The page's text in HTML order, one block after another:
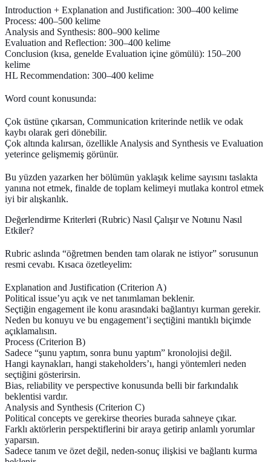
Introduction + Explanation and Justification: 300–400 kelime
Process: 400–500 kelime
Analysis and Synthesis: 800–900 kelime
Evaluation and Reflection: 300–400 kelime
Conclusion (kısa, genelde Evaluation içine gömülü): 150–200
kelime
HL Recommendation: 300–400 kelime
Word count konusunda:
Çok üstüne çıkarsan, Communication kriterinde netlik ve odak
kaybı olarak geri dönebilir.
Çok altında kalırsan, özellikle Analysis and Synthesis ve Evaluation
yeterince gelişmemiş görünür.
Bu yüzden yazarken her bölümün yaklaşık kelime sayısını taslakta
yanına not etmek, finalde de toplam kelimeyi mutlaka kontrol etmek
iyi bir alışkanlık.
Değerlendirme Kriterleri (Rubric) Nasıl Çalışır ve Notunu Nasıl
Etkiler?
Rubric aslında “öğretmen benden tam olarak ne istiyor” sorusunun
resmi cevabı. Kısaca özetleyelim:
Explanation and Justification (Criterion A)
Political issue’yu açık ve net tanımlaman beklenir.
Seçtiğin engagement ile konu arasındaki bağlantıyı kurman gerekir.
Neden bu konuyu ve bu engagement’i seçtiğini mantıklı biçimde
açıklamalısın.
Process (Criterion B)
Sadece “şunu yaptım, sonra bunu yaptım” kronolojisi değil.
Hangi kaynakları, hangi stakeholders’ı, hangi yöntemleri neden
seçtiğini gösterirsin.
Bias, reliability ve perspective konusunda belli bir farkındalık
beklentisi vardır.
Analysis and Synthesis (Criterion C)
Political concepts ve gerekirse theories burada sahneye çıkar.
Farklı aktörlerin perspektiflerini bir araya getirip anlamlı yorumlar
yaparsın.
Sadece tanım ve özet değil, neden-sonuç ilişkisi ve bağlantı kurma